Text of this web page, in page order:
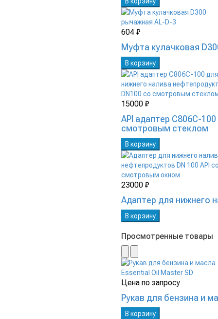
604 ₽
Муфта кулачковая
В корзину
15000 ₽
API адаптер C806C-
смотровым стеклом
В корзину
23000 ₽
Адаптер для нижнего
В корзину
Просмотренные товары
Цена по запросу
Рукав для бензина и
В корзину